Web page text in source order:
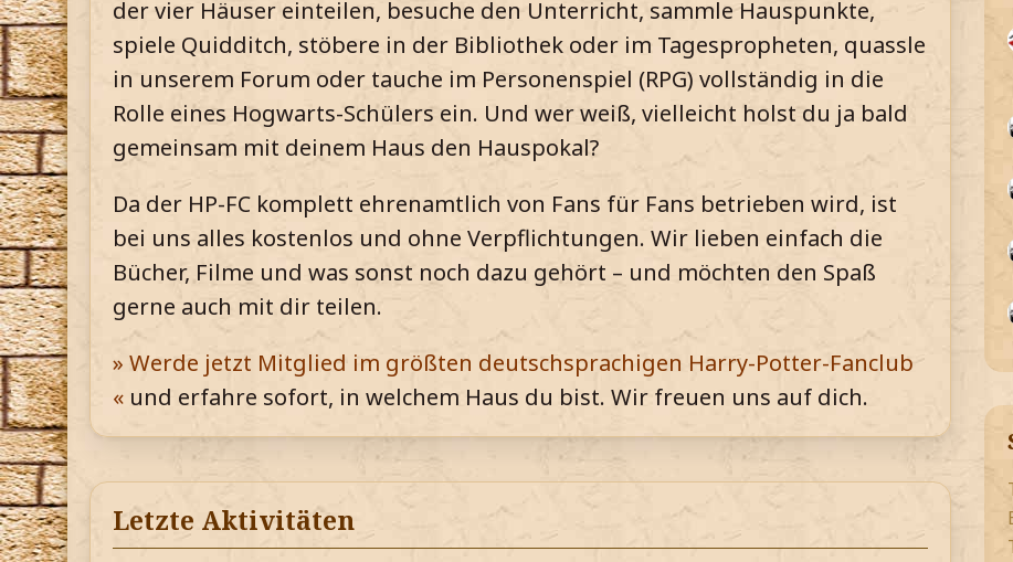
der vier Häuser einteilen, besuche den Unterricht, sammle Hauspunkte,
spiele Quidditch, stöbere in der Bibliothek oder im Tagespropheten, quassle
in unserem Forum oder tauche im Personenspiel (RPG) vollständig in die
Rolle eines Hogwarts-Schülers ein. Und wer weiß, vielleicht holst du ja bald
gemeinsam mit deinem Haus den Hauspokal?
Da der HP-FC komplett ehrenamtlich von Fans für Fans betrieben wird, ist
bei uns alles kostenlos und ohne Verpflichtungen. Wir lieben einfach die
Bücher, Filme und was sonst noch dazu gehört – und möchten den Spaß
gerne auch mit dir teilen.
» Werde jetzt Mitglied im größten deutschsprachigen Harry-Potter-Fanclub
« und erfahre sofort, in welchem Haus du bist. Wir freuen uns auf dich.
Letzte Aktivitäten